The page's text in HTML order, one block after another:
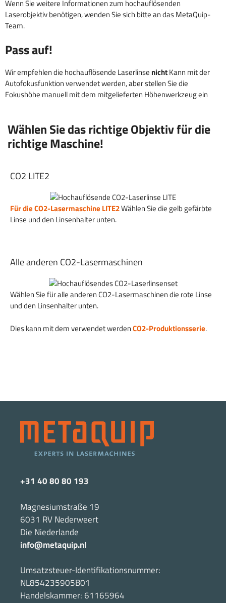
Wenn Sie weitere Informationen zum hochauflösenden
Laserobjektiv benötigen, wenden Sie sich bitte an das MetaQuip-
Team.
Pass auf!
Wir empfehlen die hochauflösende Laserlinse nichtKann mit der
Autofokusfunktion verwendet werden, aber stellen Sie die
Fokushöhe manuell mit dem mitgelieferten Höhenwerkzeug ein
Wählen Sie das richtige Objektiv für die
richtige Maschine!
CO2 LITE2
Für die CO2-Lasermaschine LITE2Wählen Sie die gelb gefärbte
Linse und den Linsenhalter unten.
Alle anderen CO2-Lasermaschinen
Wählen Sie für alle anderen CO2-Lasermaschinen die rote Linse
und den Linsenhalter unten.
Dies kann mit dem verwendet werdenCO2-Produktionsserie.
+31 40 80 80 193
Magnesiumstraße 19
6031 RV Nederweert
Die Niederlande
info@metaquip.nl
Umsatzsteuer-Identifikationsnummer:
NL854235905B01
Handelskammer: 61165964